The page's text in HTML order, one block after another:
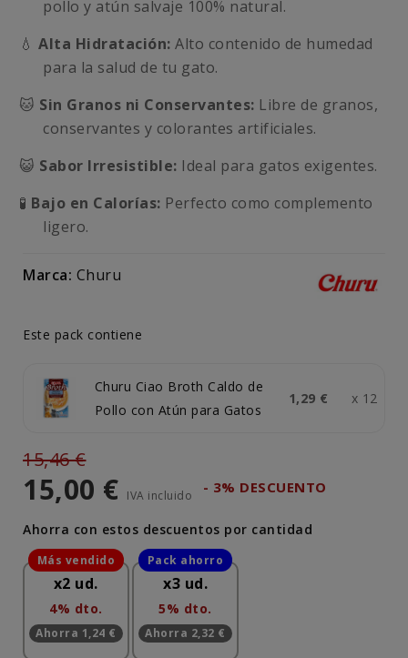
pollo y atún salvaje 100% natural.
💧 Alta Hidratación: Alto contenido de humedad
para la salud de tu gato.
🐱 Sin Granos ni Conservantes: Libre de granos,
conservantes y colorantes artificiales.
😺 Sabor Irresistible: Ideal para gatos exigentes.
🧪 Bajo en Calorías: Perfecto como complemento
ligero.
Marca: Churu
Este pack contiene
Churu Ciao Broth Caldo de
Pollo con Atún para Gatos
1,29 € x 12
15,46 €
15,00 € IVA incluido - 3% DESCUENTO
Ahorra con estos descuentos por cantidad
x2 ud.
4% dto.
Ahorra 1,24 €
x3 ud.
5% dto.
Ahorra 2,32 €